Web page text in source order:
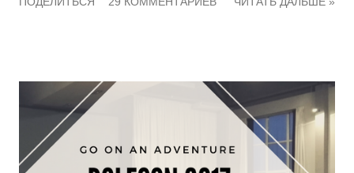
предпочитается узнать главное на русском и в более сжатой
которой уже никто не помнит, но которая является одним из
основополагающих элементов здешнего менталитета. Люди здесь
ворчливы, суеверны, закрыты и со скепсисом относятся к
новшествам, уважая и полагаясь на древние традиции. Хорошо